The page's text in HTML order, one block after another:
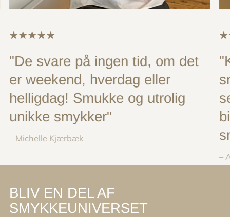
"De svare på ingen tid, om det
er weekend, hverdag eller
helligdag! Smukke og utrolig
unikke smykker"
– Michelle Kjærbæk
–
BLIV EN DEL AF
SMYKKEUNIVERSET